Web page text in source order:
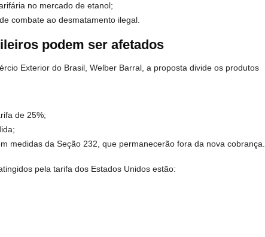
no mercado de etanol;
combate ao desmatamento ilegal.
podem ser afetados
Exterior do Brasil, Welber Barral, a proposta divide os produtos
de 25%;
medidas da Seção 232, que permanecerão fora da nova cobrança.
pela tarifa dos Estados Unidos estão: